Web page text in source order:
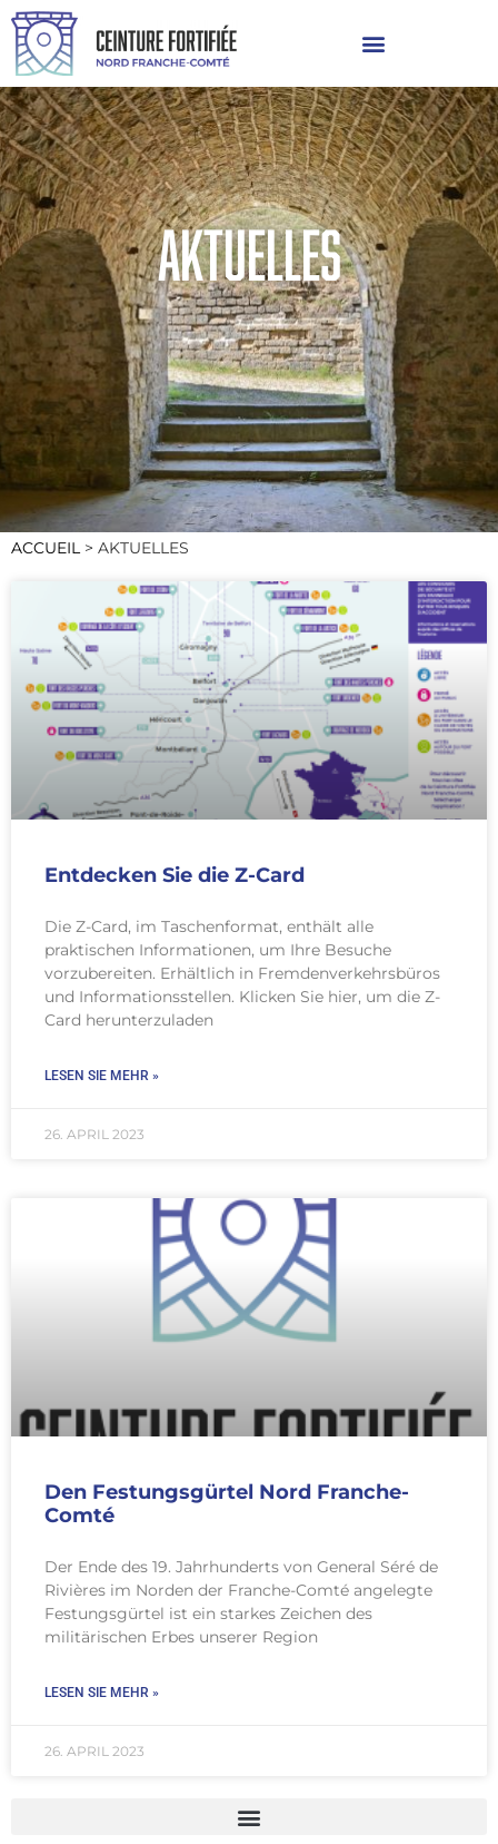
Aktuelles
ACCUEIL > AKTUELLES
Entdecken Sie die Z-Card
Die Z-Card, im Taschenformat, enthält alle
praktischen Informationen, um Ihre Besuche
vorzubereiten. Erhältlich in Fremdenverkehrsbüros
und Informationsstellen. Klicken Sie hier, um die Z-
Card herunterzuladen
LESEN SIE MEHR »
26. APRIL 2023
Den Festungsgürtel Nord Franche-
Comté
Der Ende des 19. Jahrhunderts von General Séré de
Rivières im Norden der Franche-Comté angelegte
Festungsgürtel ist ein starkes Zeichen des
militärischen Erbes unserer Region
LESEN SIE MEHR »
26. APRIL 2023